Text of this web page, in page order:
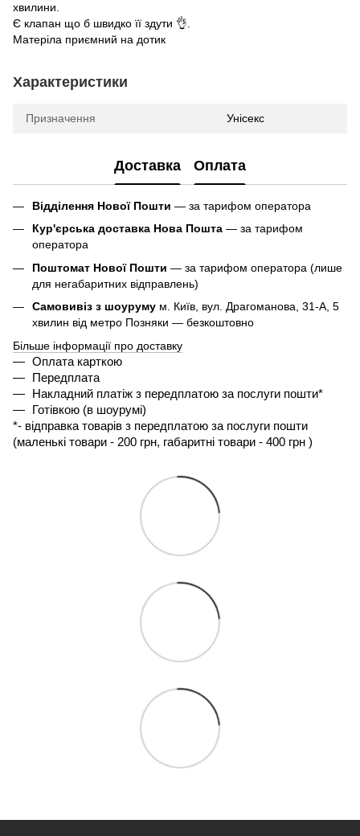
хвилини.
Є клапан що б швидко її здути 👌.
Матеріла приємний на дотик
Характеристики
Призначення Унісекс
Доставка Оплата
Відділення Нової Пошти — за тарифом оператора
Кур'єрська доставка Нова Пошта — за тарифом
оператора
Поштомат Нової Пошти — за тарифом оператора (лише
для негабаритних відправлень)
Самовивіз з шоуруму м. Київ, вул. Драгоманова, 31-А, 5
хвилин від метро Позняки — безкоштовно
Більше інформації про доставку
Оплата карткою
Передплата
Накладний платіж з передплатою за послуги пошти*
Готівкою (в шоурумі)
*- відправка товарів з передплатою за послуги пошти
(маленькі товари - 200 грн, габаритні товари - 400 грн )